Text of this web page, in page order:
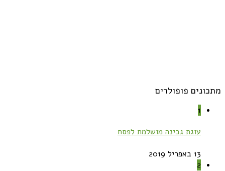
מתכונים פופולרים
1
עוגת גבינה מושלמת לפסח
13 באפריל 2019
2